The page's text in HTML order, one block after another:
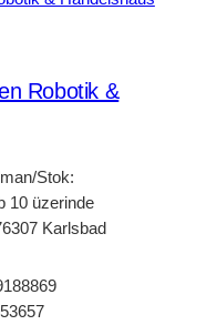
Robotik &
Stok:
10 üzerinde
Karlsbad